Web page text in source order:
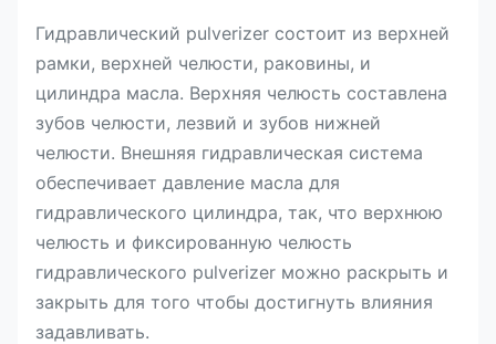
Гидравлический pulverizer состоит из верхней
рамки, верхней челюсти, раковины, и
цилиндра масла. Верхняя челюсть составлена
зубов челюсти, лезвий и зубов нижней
челюсти. Внешняя гидравлическая система
обеспечивает давление масла для
гидравлического цилиндра, так, что верхнюю
челюсть и фиксированную челюсть
гидравлического pulverizer можно раскрыть и
закрыть для того чтобы достигнуть влияния
задавливать.